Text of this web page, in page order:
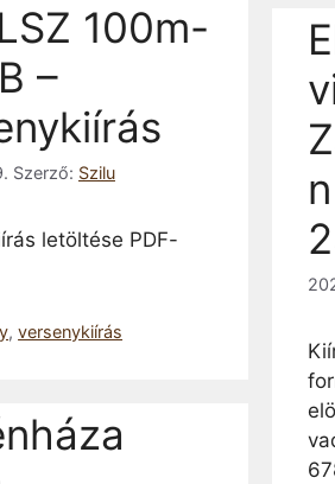
100m-
–
Szerző: Szilu
letöltése PDF-
,versenykiírás